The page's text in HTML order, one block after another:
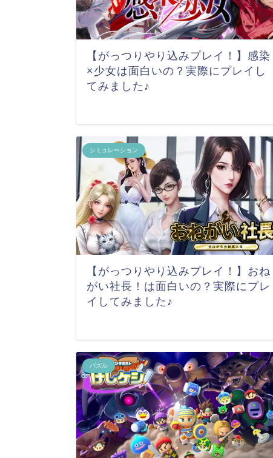
【がっつりやり込みプレイ！】感染
×少女は面白いの？実際にプレイし
てみました♪
シミュレーション
【がっつりやり込みプレイ！】おね
がい社長！は面白いの？実際にプレ
イしてみました♪
パズル